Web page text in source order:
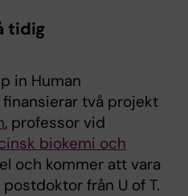
tidig
in Human
två projekt
, professor vid
biokemi och
och kommer att vara
postdoktor från U of T.